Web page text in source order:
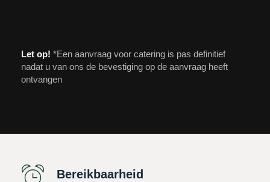
Let op! *Een aanvraag voor catering is pas definitief
nadat u van ons de bevestiging op de aanvraag heeft
ontvangen
Bereikbaarheid